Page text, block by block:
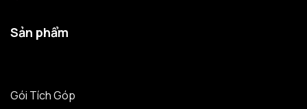
Sản phẩm
Gói Tích Góp